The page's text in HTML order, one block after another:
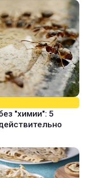
"химии": 5